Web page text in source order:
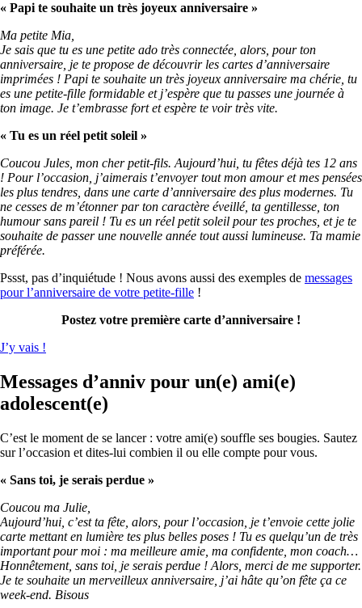
« Papi te souhaite un très joyeux anniversaire »
Ma petite Mia,
Je sais que tu es une petite ado très connectée, alors, pour ton
anniversaire, je te propose de découvrir les cartes d’anniversaire
imprimées ! Papi te souhaite un très joyeux anniversaire ma chérie, tu
es une petite-fille formidable et j’espère que tu passes une journée à
ton image. Je t’embrasse fort et espère te voir très vite.
« Tu es un réel petit soleil »
Coucou Jules, mon cher petit-fils. Aujourd’hui, tu fêtes déjà tes 12 ans
! Pour l’occasion, j’aimerais t’envoyer tout mon amour et mes pensées
les plus tendres, dans une carte d’anniversaire des plus modernes. Tu
ne cesses de m’étonner par ton caractère éveillé, ta gentillesse, ton
humour sans pareil ! Tu es un réel petit soleil pour tes proches, et je te
souhaite de passer une nouvelle année tout aussi lumineuse. Ta mamie
préférée.
Pssst, pas d’inquiétude ! Nous avons aussi des exemples de messages
pour l’anniversaire de votre petite-fille !
Postez votre première carte d’anniversaire !
J’y vais !
Messages d’anniv pour un(e) ami(e)
adolescent(e)
C’est le moment de se lancer : votre ami(e) souffle ses bougies. Sautez
sur l’occasion et dites-lui combien il ou elle compte pour vous.
« Sans toi, je serais perdue »
Coucou ma Julie,
Aujourd’hui, c’est ta fête, alors, pour l’occasion, je t’envoie cette jolie
carte mettant en lumière tes plus belles poses ! Tu es quelqu’un de très
important pour moi : ma meilleure amie, ma confidente, mon coach…
Honnêtement, sans toi, je serais perdue ! Alors, merci de me supporter.
Je te souhaite un merveilleux anniversaire, j’ai hâte qu’on fête ça ce
week-end. Bisous